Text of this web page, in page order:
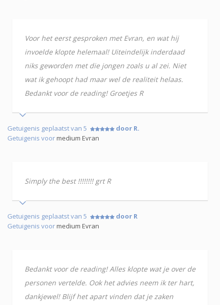
Voor het eerst gesproken met Evran, en wat hij
invoelde klopte helemaal! Uiteindelijk inderdaad
niks geworden met die jongen zoals u al zei. Niet
wat ik gehoopt had maar wel de realiteit helaas.
Bedankt voor de reading! Groetjes R
Getuigenis geplaatst van 5
door R.
Getuigenis voormedium Evran
Simply the best !!!!!!!! grt R
Getuigenis geplaatst van 5
door R
Getuigenis voormedium Evran
Bedankt voor de reading! Alles klopte wat je over de
personen vertelde. Ook het advies neem ik ter hart,
dankjewel! Blijf het apart vinden dat je zaken